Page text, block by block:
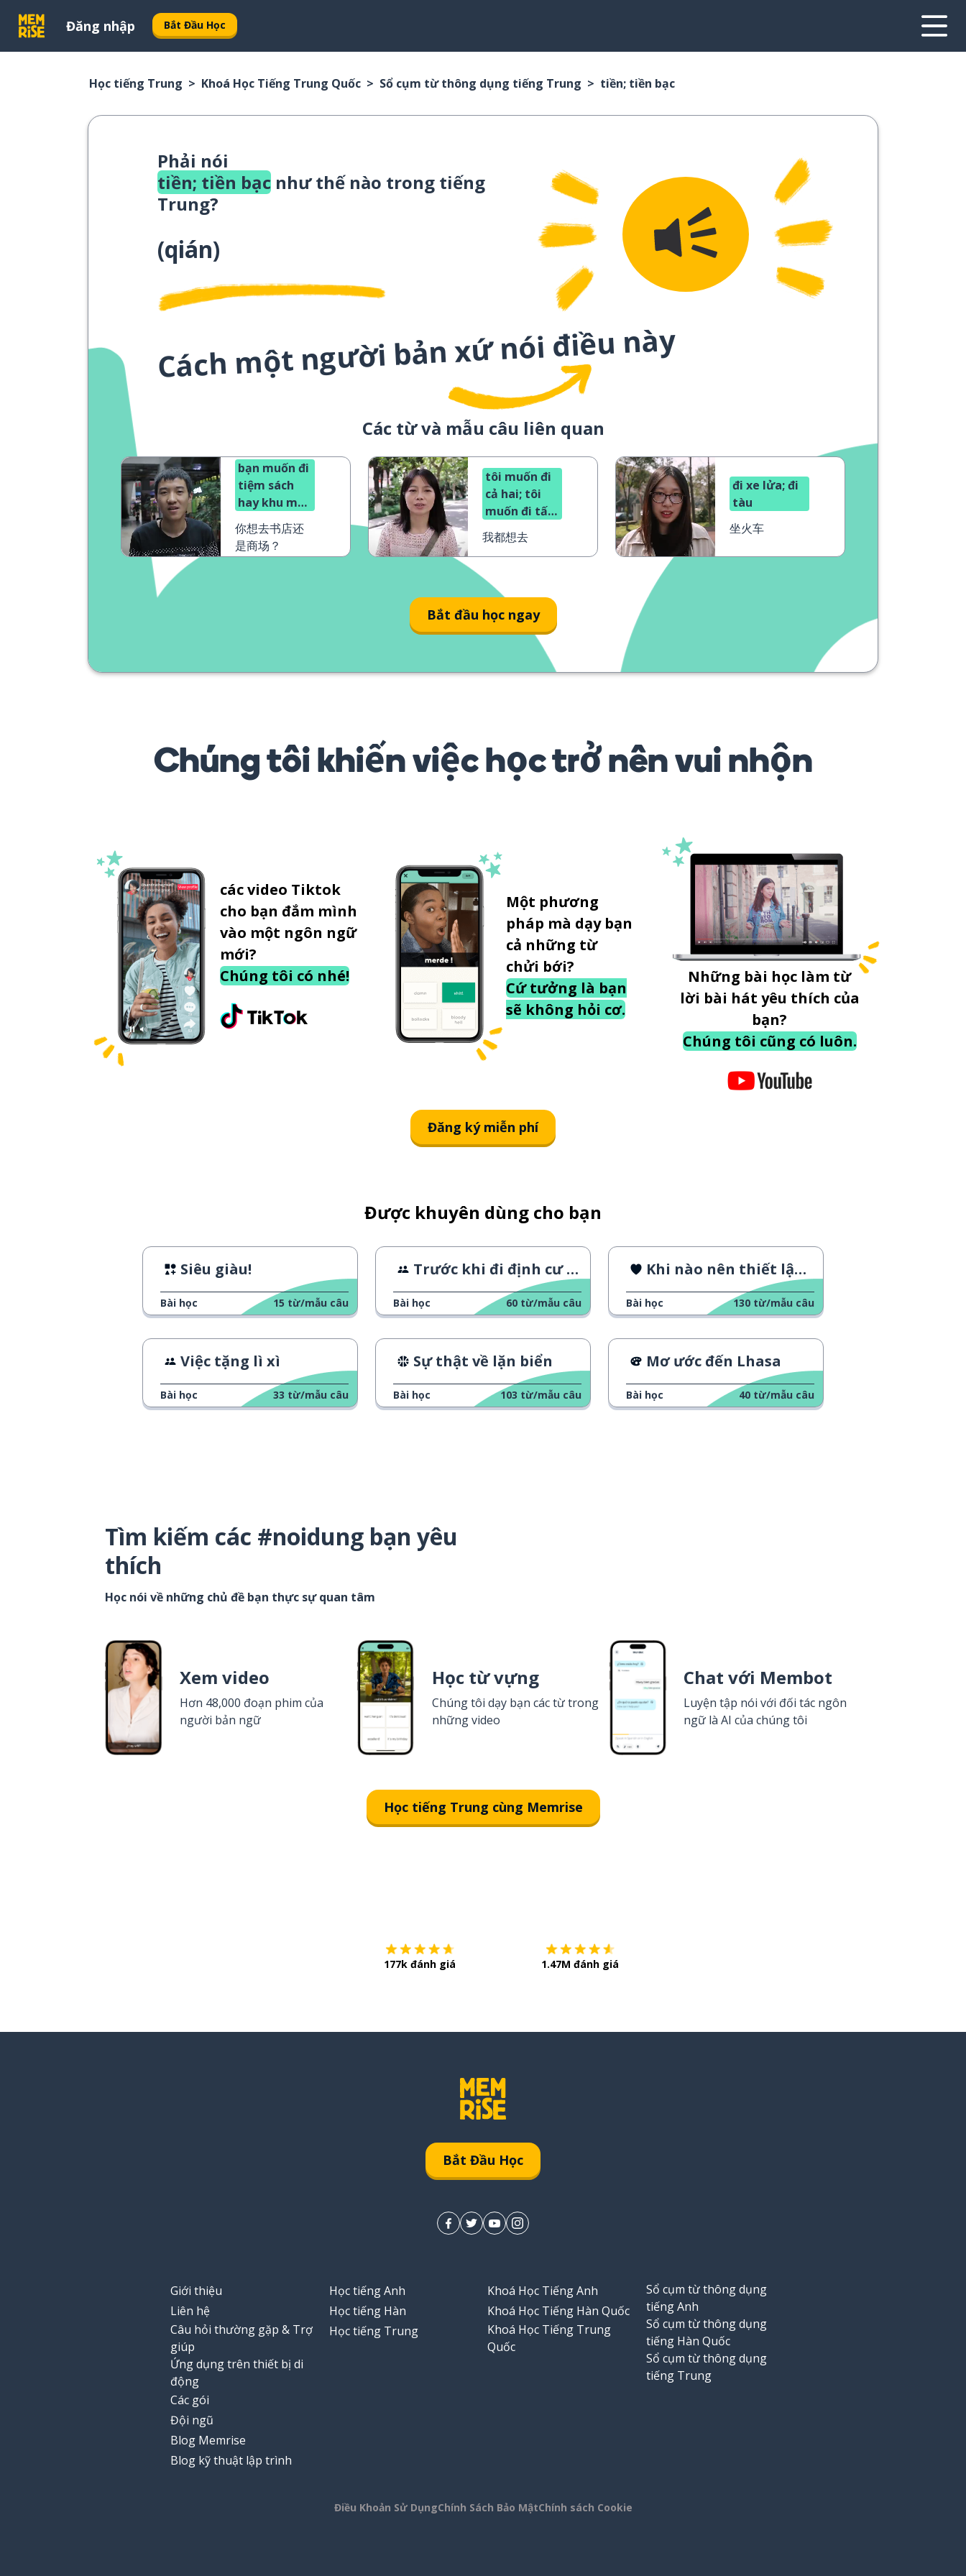
Đăng nhập Bắt Đầu Học
Học tiếng Trung Khoá Học Tiếng Trung Quốc Sổ cụm từ thông dụng tiếng Trung tiền; tiền bạc
Phải nói
tiền; tiền bạc như thế nào trong tiếng
Trung?
(qián)
Cách một người bản xứ nói điều này
Các từ và mẫu câu liên quan
bạn muốn đi
tiệm sách
hay khu mua
sắm?
你想去书店还
是商场？
tôi muốn đi
cả hai; tôi
muốn đi tất
cả
我都想去
đi xe lửa; đi
tàu
坐火车
Bắt đầu học ngay
Chúng tôi khiến việc học trở nên vui nhộn
các video Tiktok
cho bạn đắm mình
vào một ngôn ngữ
mới?
Chúng tôi có nhé!
Một phương
pháp mà dạy bạn
cả những từ
chửi bới?
Cứ tưởng là bạn
sẽ không hỏi cơ.
Những bài học làm từ
lời bài hát yêu thích của
bạn?
Chúng tôi cũng có luôn.
Đăng ký miễn phí
Được khuyên dùng cho bạn
Siêu giàu!
Bài học 15 từ/mẫu câu
Trước khi đi định cư ở nước ngoài và sau đó
Bài học 60 từ/mẫu câu
Khi nào nên thiết lập liên lạc bằng ánh mắt
Bài học 130 từ/mẫu câu
Việc tặng lì xì
Bài học 33 từ/mẫu câu
Sự thật về lặn biển
Bài học 103 từ/mẫu câu
Mơ ước đến Lhasa
Bài học 40 từ/mẫu câu
Tìm kiếm các #noidung bạn yêu
thích
Học nói về những chủ đề bạn thực sự quan tâm
Xem video
Hơn 48,000 đoạn phim của
người bản ngữ
Học từ vựng
Chúng tôi dạy bạn các từ trong
những video
Chat với Membot
Luyện tập nói với đối tác ngôn
ngữ là AI của chúng tôi
Học tiếng Trung cùng Memrise
177k đánh giá 1.47M đánh giá
Bắt Đầu Học
Giới thiệu
Liên hệ
Câu hỏi thường gặp & Trợ
giúp
Ứng dụng trên thiết bị di
động
Các gói
Đội ngũ
Blog Memrise
Blog kỹ thuật lập trình
Học tiếng Anh
Học tiếng Hàn
Học tiếng Trung
Khoá Học Tiếng Anh
Khoá Học Tiếng Hàn Quốc
Khoá Học Tiếng Trung
Quốc
Sổ cụm từ thông dụng
tiếng Anh
Sổ cụm từ thông dụng
tiếng Hàn Quốc
Sổ cụm từ thông dụng
tiếng Trung
Điều Khoản Sử DụngChính Sách Bảo MậtChính sách Cookie